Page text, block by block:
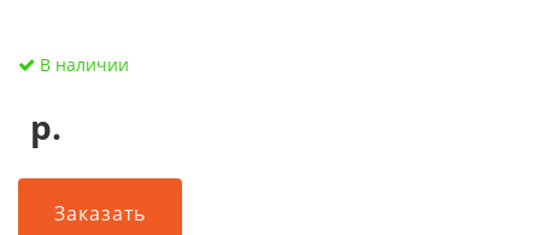
В наличии
р.
Заказать